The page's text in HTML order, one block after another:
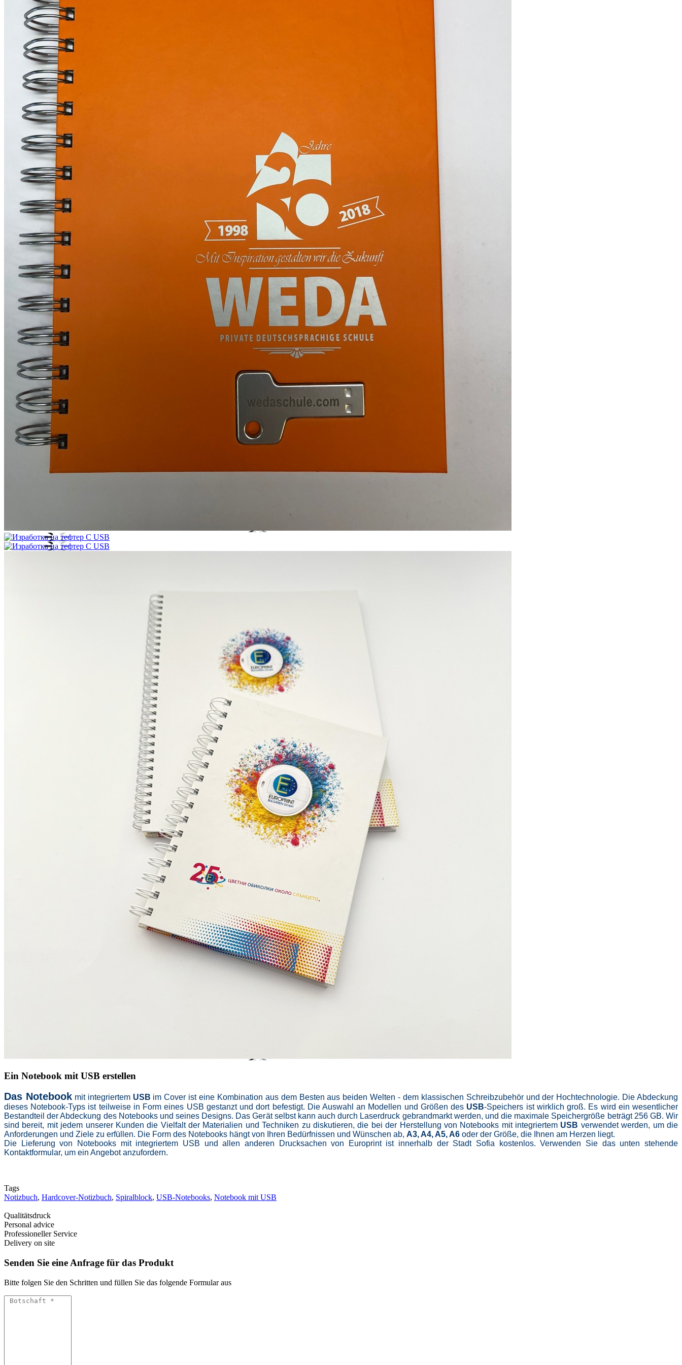
Ein Notebook mit USB erstellen
Das Notebookmit integriertem USB im Cover ist eine Kombination aus dem Besten aus beiden Welten - dem klassischen Schreibzubehör und der Hochtechnologie. Die Abdeckung
dieses Notebook-Typs ist teilweise in Form eines USB gestanzt und dort befestigt. Die Auswahl an Modellen und Größen des USB-Speichers ist wirklich groß. Es wird ein wesentlicher
Bestandteil der Abdeckung des Notebooks und seines Designs. Das Gerät selbst kann auch durch Laserdruck gebrandmarkt werden, und die maximale Speichergröße beträgt 256 GB. Wir
sind bereit, mit jedem unserer Kunden die Vielfalt der Materialien und Techniken zu diskutieren, die bei der Herstellung von Notebooks mit integriertem USB verwendet werden, um die
Anforderungen und Ziele zu erfüllen. Die Form des Notebooks hängt von Ihren Bedürfnissen und Wünschen ab, A3, A4, A5, A6 oder der Größe, die Ihnen am Herzen liegt.
Die Lieferung von Notebooks mit integriertem USB und allen anderen Drucksachen von Europrint ist innerhalb der Stadt Sofia kostenlos. Verwenden Sie das unten stehende
Kontaktformular, um ein Angebot anzufordern.
Tags
Notizbuch, Hardcover-Notizbuch, Spiralblock, USB-Notebooks, Notebook mit USB
Qualitätsdruck
Personal advice
Professioneller Service
Delivery on site
Senden Sie eine Anfrage für das Produkt
Bitte folgen Sie den Schritten und füllen Sie das folgende Formular aus